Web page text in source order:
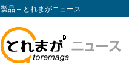
製品 – とれまがニュース